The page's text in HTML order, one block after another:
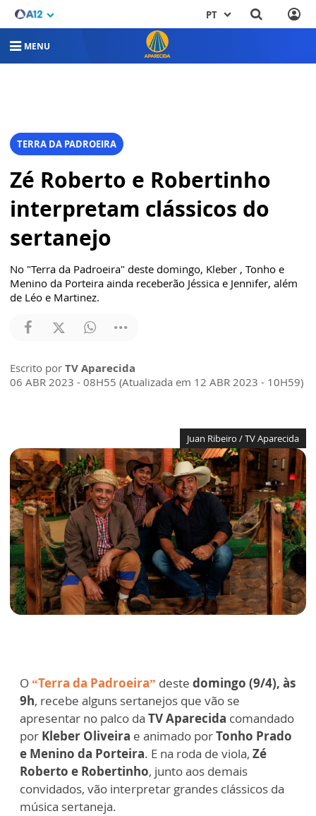
PT
MENU
TERRA DA PADROEIRA
Zé Roberto e Robertinho
interpretam clássicos do
sertanejo
No "Terra da Padroeira" deste domingo, Kleber , Tonho e
Menino da Porteira ainda receberão Jéssica e Jennifer, além
de Léo e Martinez.
Escrito por TV Aparecida
06 ABR 2023 - 08H55 (Atualizada em 12 ABR 2023 - 10H59)
Juan Ribeiro / TV Aparecida
O“Terra da Padroeira” deste domingo (9/4), às
9h, recebe alguns sertanejos que vão se
apresentar no palco da TV Aparecida comandado
por Kleber Oliveira e animado porTonho Prado
e Menino da Porteira. E na roda de viola, Zé
Roberto e Robertinho, junto aos demais
convidados, vão interpretar grandes clássicos da
música sertaneja.